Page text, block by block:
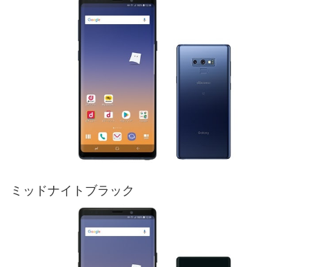
ミッドナイトブラック